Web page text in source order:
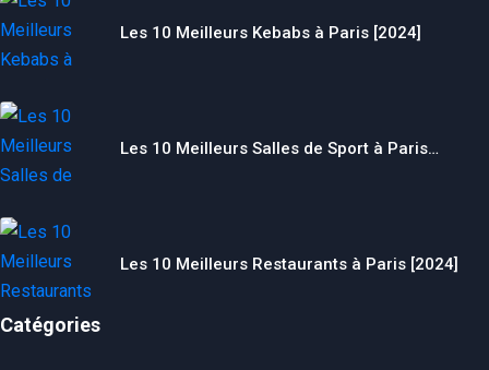
Les 10 Meilleurs Kebabs à Paris [2024]
Les 10 Meilleurs Salles de Sport à Paris…
Les 10 Meilleurs Restaurants à Paris [2024]
Catégories